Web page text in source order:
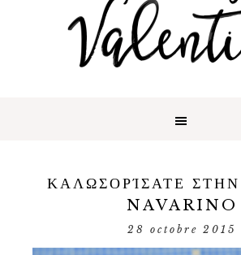
ΚΑΛΩΣΟΡΊΣΑΤΕ
NAVARINO
28 octobre 2015